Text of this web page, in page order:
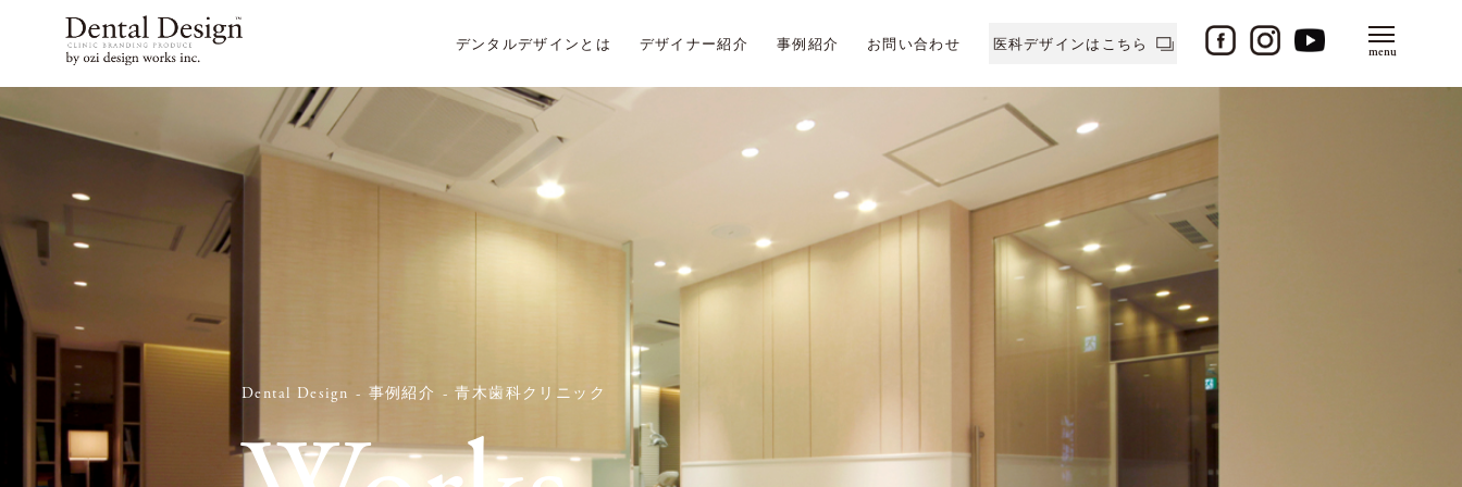
デンタルデザインとは デザイナー紹介 事例紹介 お問い合わせ 医科デザインはこちら
menu
Dental Design 事例紹介 青木歯科クリニック